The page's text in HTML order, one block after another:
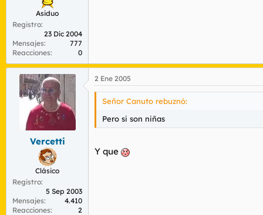
Asiduo
Registro
23 Dic 2004
Mensajes
777
Reacciones
0
Vercetti
Clásico
Registro
5 Sep 2003
Mensajes
4.410
Reacciones
2
2 Ene 2005
Señor Canuto rebuznó:
Pero si son niñas
Y que